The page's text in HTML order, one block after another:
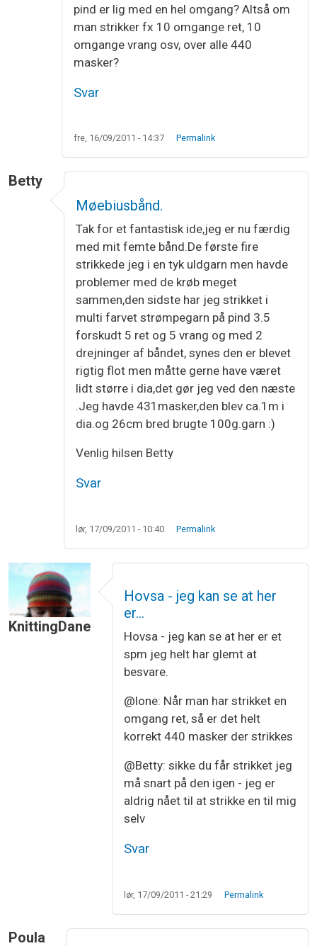
pind er lig med en hel omgang? Altså om
man strikker fx 10 omgange ret, 10
omgange vrang osv, over alle 440
masker?
Svar
fre, 16/09/2011 - 14:37 Permalink
Betty
Møebiusbånd.
Tak for et fantastisk ide,jeg er nu færdig
med mit femte bånd.De første fire
strikkede jeg i en tyk uldgarn men havde
problemer med de krøb meget
sammen,den sidste har jeg strikket i
multi farvet strømpegarn på pind 3.5
forskudt 5 ret og 5 vrang og med 2
drejninger af båndet, synes den er blevet
rigtig flot men måtte gerne have været
lidt større i dia,det gør jeg ved den næste
.Jeg havde 431masker,den blev ca.1m i
dia.og 26cm bred brugte 100g.garn :)
Venlig hilsen Betty
Svar
lør, 17/09/2011 - 10:40 Permalink
KnittingDane
Hovsa - jeg kan se at her
er…
Hovsa - jeg kan se at her er et
spm jeg helt har glemt at
besvare.
@lone: Når man har strikket en
omgang ret, så er det helt
korrekt 440 masker der strikkes
@Betty: sikke du får strikket jeg
må snart på den igen - jeg er
aldrig nået til at strikke en til mig
selv
Svar
lør, 17/09/2011 - 21:29 Permalink
Poula